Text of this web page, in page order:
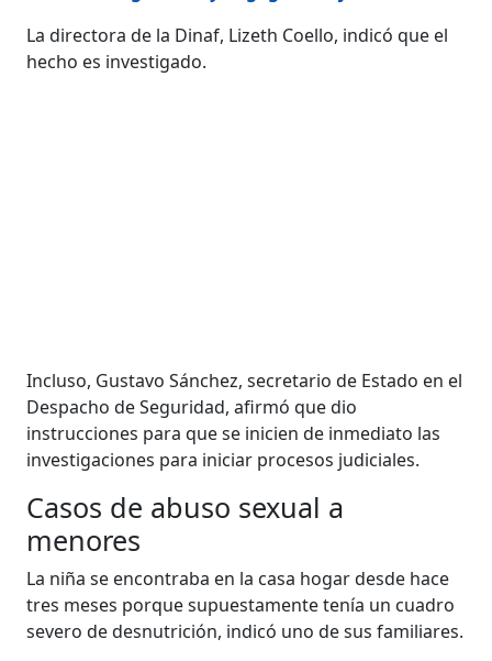
La directora de la Dinaf, Lizeth Coello, indicó que el
hecho es investigado.
Incluso, Gustavo Sánchez, secretario de Estado en el
Despacho de Seguridad, afirmó que dio
instrucciones para que se inicien de inmediato las
investigaciones para iniciar procesos judiciales.
Casos de abuso sexual a
menores
La niña se encontraba en la casa hogar desde hace
tres meses porque supuestamente tenía un cuadro
severo de desnutrición, indicó uno de sus familiares.